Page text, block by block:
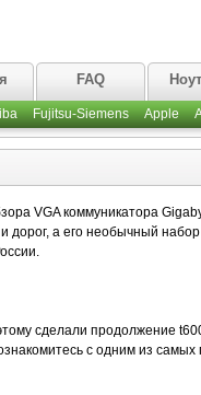
FAQ
Fujitsu-Siemens Apple
VGA коммуникатора
дорог, а его необычный
сделали продолжение
с одним из